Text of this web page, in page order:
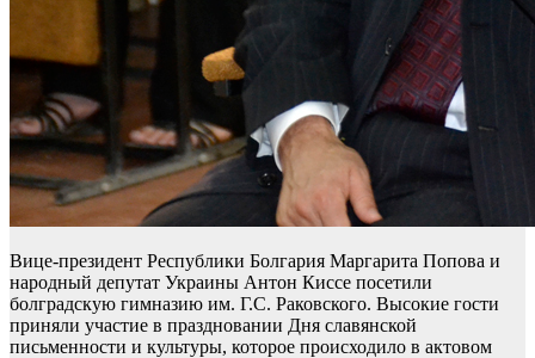
Вице-президент Республики Болгария Маргарита Попова и
народный депутат Украины Антон Киссе посетили
болградскую гимназию им. Г.С. Раковского. Высокие гости
приняли участие в праздновании Дня славянской
письменности и культуры, которое происходило в актовом